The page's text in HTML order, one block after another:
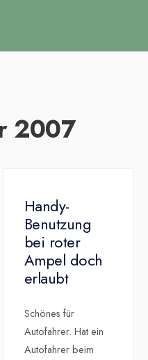
2007
Handy-
Benutzung
bei roter
Ampel doch
erlaubt
Schönes für
Autofahrer. Hat ein
Autofahrer beim